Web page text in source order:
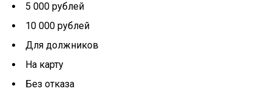
5 000 рублей
10 000 рублей
Для должников
На карту
Без отказа